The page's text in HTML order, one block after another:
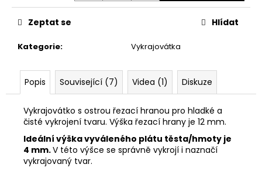
cena:
Kategorie: Vykrajovátka
Zeptat se Hlídat
Popis Související (7) Videa (1) Diskuze
Vykrajovátko s ostrou řezací hranou pro hladké a
čisté vykrojení tvaru. Výška řezací hrany je 12 mm.
Ideální výška vyváleného plátu těsta/hmoty je
4 mm.V této výšce se správně vykrojí i naznačí
vykrajovaný tvar.
e
m
VYKRAJOVÁTKA
ZAJÍČCI
#1515
49